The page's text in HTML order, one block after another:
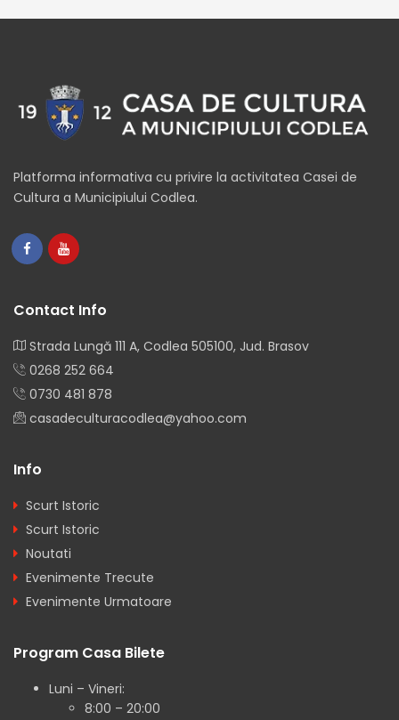
Platforma informativa cu privire la activitatea Casei de
Cultura a Municipiului Codlea.
Contact Info
Strada Lungă 111 A, Codlea 505100, Jud. Brasov
0268 252 664
0730 481 878
casadeculturacodlea@yahoo.com
Info
Scurt Istoric
Scurt Istoric
Noutati
Evenimente Trecute
Evenimente Urmatoare
Program Casa Bilete
Luni – Vineri:
8:00 – 20:00